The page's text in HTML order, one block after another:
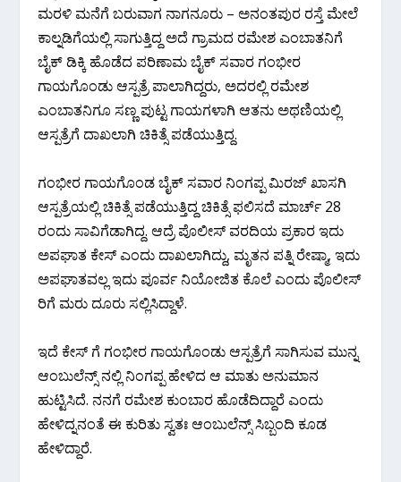
ಮರಳಿ ಮನೆಗೆ ಬರುವಾಗ ನಾಗನೂರು – ಅನಂತಪುರ ರಸ್ತೆ ಮೇಲೆ
ಕಾಲ್ನಡಿಗೆಯಲ್ಲಿ ಸಾಗುತ್ತಿದ್ದ ಅದೆ ಗ್ರಾಮದ ರಮೇಶ ಎಂಬಾತನಿಗೆ
ಬೈಕ್ ಡಿಕ್ಕಿ ಹೊಡೆದ ಪರಿಣಾಮ ಬೈಕ್ ಸವಾರ ಗಂಭೀರ
ಗಾಯಗೊಂಡು ಆಸ್ಪತ್ರೆ ಪಾಲಾಗಿದ್ದರು, ಅದರಲ್ಲಿ ರಮೇಶ
ಎಂಬಾತನಿಗೂ ಸಣ್ಣ ಪುಟ್ಟ ಗಾಯಗಳಾಗಿ ಆತನು ಅಥಣಿಯಲ್ಲಿ
ಆಸ್ಪತ್ರೆಗೆ ದಾಖಲಾಗಿ ಚಿಕಿತ್ಸೆ ಪಡೆಯುತ್ತಿದ್ದ.
ಗಂಭೀರ ಗಾಯಗೊಂಡ ಬೈಕ್ ಸವಾರ ನಿಂಗಪ್ಪ ಮಿರಜ್ ಖಾಸಗಿ
ಆಸ್ಪತ್ರೆಯಲ್ಲಿ ಚಿಕಿತ್ಸೆ ಪಡೆಯುತ್ತಿದ್ದ ಚಿಕಿತ್ಸೆ ಫಲಿಸದೆ ಮಾರ್ಚ್ 28
ರಂದು ಸಾವಿಗೆಡಾಗಿದ್ದ. ಆದ್ರೆ ಪೊಲೀಸ್ ವರದಿಯ ಪ್ರಕಾರ ಇದು
ಅಪಘಾತ ಕೇಸ್ ಎಂದು ದಾಖಲಾಗಿದ್ದು, ಮೃತನ ಪತ್ನಿ ರೇಷ್ಮಾ, ಇದು
ಅಪಘಾತವಲ್ಲ ಇದು ಪೂರ್ವ ನಿಯೋಜಿತ ಕೊಲೆ ಎಂದು ಪೊಲೀಸ್
ರಿಗೆ ಮರು ದೂರು ಸಲ್ಲಿಸಿದ್ದಾಳೆ.
ಇದೆ ಕೇಸ್ ಗೆ ಗಂಭೀರ ಗಾಯಗೊಂಡು ಆಸ್ಪತ್ರೆಗೆ ಸಾಗಿಸುವ ಮುನ್ನ
ಆಂಬುಲೆನ್ಸ್ ನಲ್ಲಿ ನಿಂಗಪ್ಪ ಹೇಳಿದ ಆ ಮಾತು ಅನುಮಾನ
ಹುಟ್ಟಿಸಿದೆ. ನನಗೆ ರಮೇಶ ಕುಂಬಾರ ಹೊಡೆದಿದ್ದಾರೆ ಎಂದು
ಹೇಳಿದ್ನನಂತೆ ಈ ಕುರಿತು ಸ್ವತಃ ಆಂಬುಲೆನ್ಸ್ ಸಿಬ್ಬಂದಿ ಕೂಡ
ಹೇಳಿದ್ದಾರೆ.